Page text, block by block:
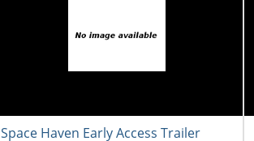
Space Haven Early Access Trailer